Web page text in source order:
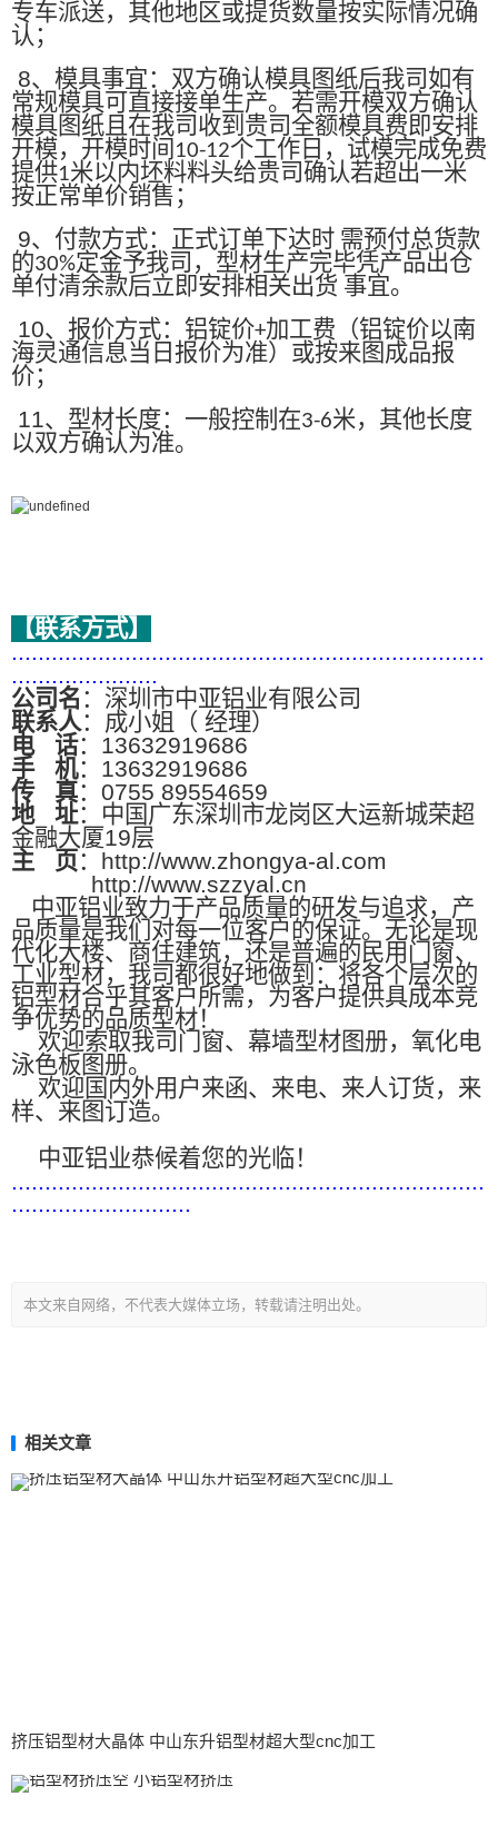
专车派送，其他地区或提货数量按实际情况确
认；
8、模具事宜：双方确认模具图纸后我司如有
常规模具可直接接单生产。若需开模双方确认
模具图纸且在我司收到贵司全额模具费即安排
开模，开模时间 10-12个工作日，试模完成免费
提供1米以内坯料料头给贵司确认若超出一米
按正常单价销售；
9、付款方式：正式订单下达时 需预付总货款
的30%定金予我司，型材生产完毕凭产品出仓
单付清余款后立即安排相关出货 事宜。
10、报价方式：铝锭价+加工费（铝锭价以南
海灵通信息当日报价为准）或按来图成品报
价；
11、型材长度：一般控制在3-6米，其他长度
以双方确认为准。
【联系方式】
.......................................................................
......................
公司名 ：深圳市中亚铝业有限公司
联系人：成小姐（ 经理）
电
话：13632919686
手 机：13632919686
传
真：0755 89554659
地
址：中国广东深圳市龙岗区大运新城荣超
金融大厦19层
主
页：http://www.zhongya-al.com
http://www.szzyal.cn
中亚铝业致力于产品质量的研发与追求，产
品质量是我们对每一位客户的保证。无论是现
代化大楼、商住建筑，还是普遍的民用门窗、
工业型材，我司都很好地做到：将各个层次的
铝型材合乎其客户所需，为客户提供具成本竞
争优势的品质型材！
欢迎索取我司门窗、幕墙型材图册，氧化电
泳色板图册。
欢迎国内外用户来函、来电、来人订货，来
样、来图订造。
中亚铝业恭候着您的光临！
.......................................................................
...........................
本文来自网络，不代表大媒体立场，转载请注明出处。
相关文章
挤压铝型材大晶体 中山东升铝型材超大型cnc加工